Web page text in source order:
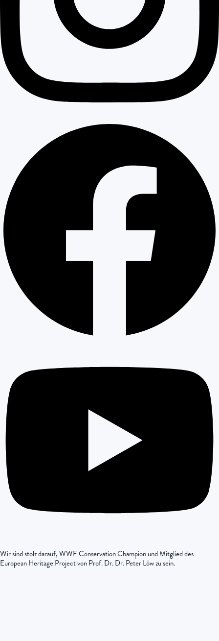
Wir sind stolz darauf, WWF Conservation Champion und Mitglied des
European Heritage Project von Prof. Dr. Dr. Peter Löw zu sein.